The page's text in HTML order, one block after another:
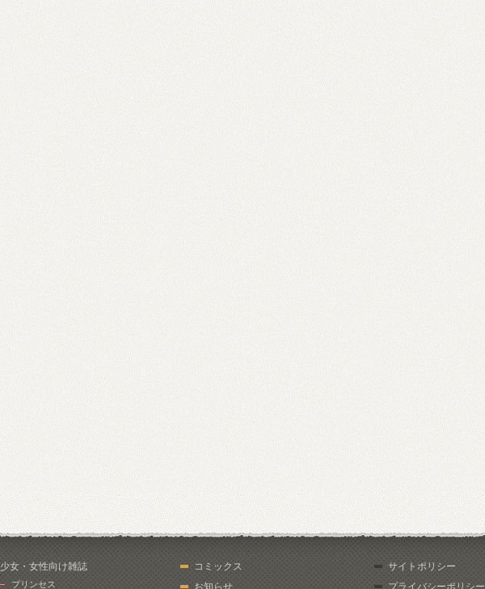
少女・女性向け雑誌
プリンセス
コミックス
お知らせ
サイトポリシー
プライバシーポリシー